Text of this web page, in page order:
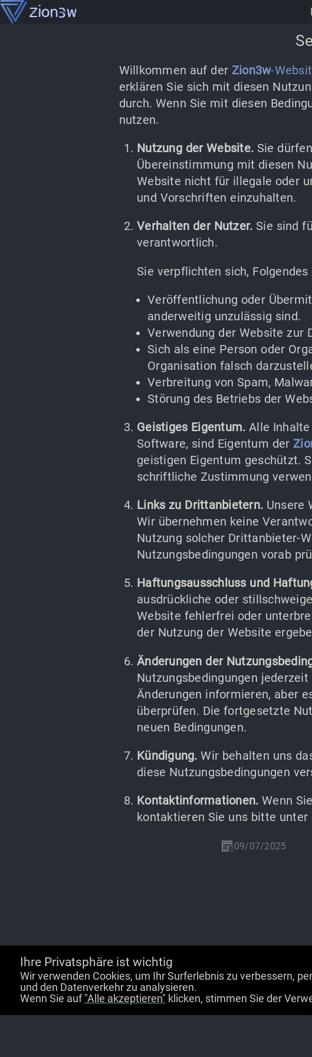
Zion3w
Willkommen auf der Zion3w-
erklären Sie sich mit diesen
durch. Wenn Sie mit diesen
nutzen.
Nutzung der Website. Sie
Übereinstimmung mit diesen
Website nicht für illegale oder
und Vorschriften einzuhalten.
Verhalten der Nutzer. Sie sind
verantwortlich.
Sie verpflichten sich,
Veröffentlichung oder
anderweitig unzulässig sind.
Verwendung der Website zur
Sich als eine Person oder
Organisation falsch
Verbreitung von Spam,
Störung des Betriebs der
Geistiges Eigentum. Alle
Software, sind Eigentum der
geistigen Eigentum geschützt.
schriftliche Zustimmung
Links zu Drittanbietern. Unsere
Wir übernehmen keine
Nutzung solcher Drittanbieter-
Nutzungsbedingungen vorab
Haftungsausschluss und
ausdrückliche oder
Website fehlerfrei oder
der Nutzung der Website
Änderungen der
Nutzungsbedingungen
Änderungen informieren, aber
überprüfen. Die fortgesetzte
neuen Bedingungen.
Kündigung. Wir behalten uns
diese Nutzungsbedingungen
Kontaktinformationen. Wenn
kontaktieren Sie uns bitte unter
09/07/2025
Ihre Privatsphäre ist wichtig
Wir verwenden Cookies, um Ihr Surferlebnis zu verbessern,
und den Datenverkehr zu analysieren.
Wenn Sie auf "Alle akzeptieren" klicken, stimmen Sie der